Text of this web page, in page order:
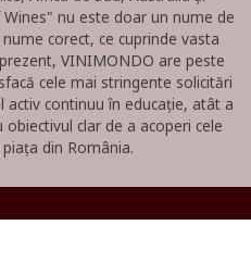
nu este doar un nume de
corect, ce cuprinde vasta
VINIMONDO are peste
cele mai stringente solicitări
continuu în educație, atât a
clar de a acoperi cele
din România.